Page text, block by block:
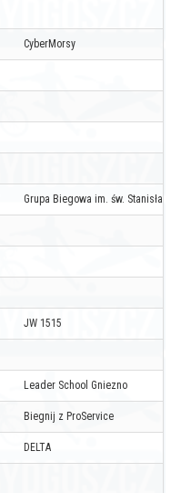
CyberMorsy
Grupa Biegowa im. św. Stanisława
JW 1515
Leader School Gniezno
Biegnij z ProService
DELTA